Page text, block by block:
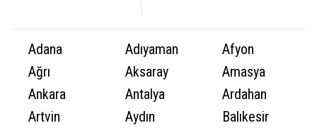
Adana Adıyaman
Afyon
Ağrı
Aksaray
Amasya
Ankara
Antalya
Ardahan
Artvin
Aydın
Balıkesir